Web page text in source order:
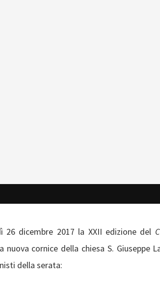
26 dicembre 2017 la XXII edizione del
nuova cornice della chiesa S. Giuseppe
della serata: